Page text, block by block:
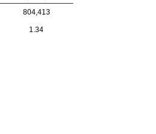
804,413
1.34